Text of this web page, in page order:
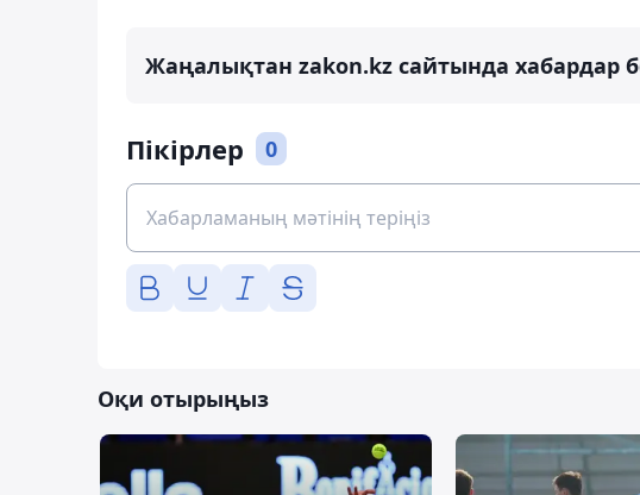
Жаңалықтан zakon.kz сайтында хабардар
Пікірлер 0
Оқи отырыңыз